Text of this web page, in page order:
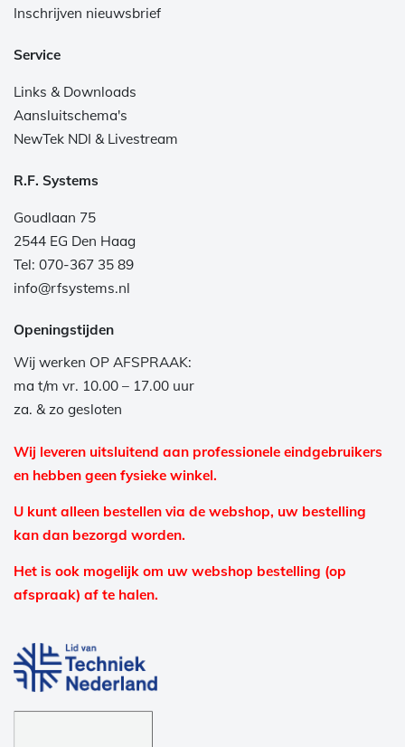
Inschrijven nieuwsbrief
Service
Links & Downloads
Aansluitschema's
NewTek NDI & Livestream
R.F. Systems
Goudlaan 75
2544 EG Den Haag
Tel: 070-367 35 89
info@rfsystems.nl
Openingstijden
Wij werken OP AFSPRAAK:
ma t/m vr. 10.00 – 17.00 uur
za. & zo gesloten
Wij leveren uitsluitend aan professionele eindgebruikers
en hebben geen fysieke winkel.
U kunt alleen bestellen via de webshop, uw bestelling
kan dan bezorgd worden.
Het is ook mogelijk om uw webshop bestelling (op
afspraak) af te halen.